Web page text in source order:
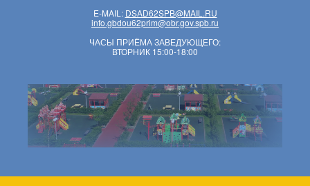
E-MAIL: DSAD62SPB@MAIL.RU
info.gbdou62prim@obr.gov.spb.ru
ЧАСЫ ПРИЁМА ЗАВЕДУЮЩЕГО:
ВТОРНИК 15:00-18:00